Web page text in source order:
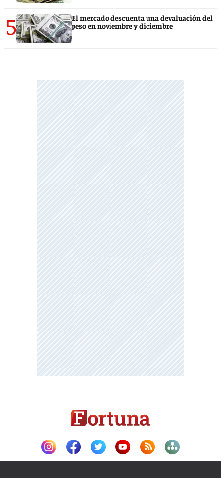
5
El mercado descuenta una devaluación del
peso en noviembre y diciembre